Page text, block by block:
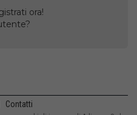
ora!
Contatti